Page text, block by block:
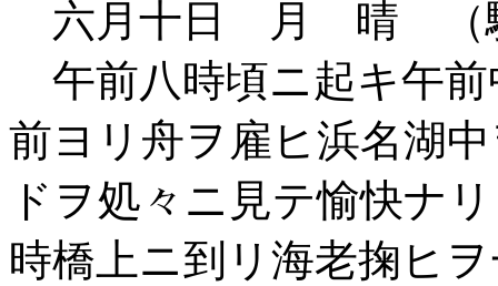
六月十日 月 晴 （
午前八時頃ニ起キ午
前ヨリ舟ヲ雇ヒ浜名湖
ドヲ処々ニ見テ愉快
時橋上ニ到リ海老掬ヒ